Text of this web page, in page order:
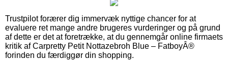
Trustpilot forærer dig immervæk nyttige chancer for at
evaluere ret mange andre brugeres vurderinger og på grund
af dette er det at foretrække, at du gennemgår online firmaets
kritik af Carpretty Petit Nottazebroh Blue – FatboyÂ®
forinden du færdiggør din shopping.